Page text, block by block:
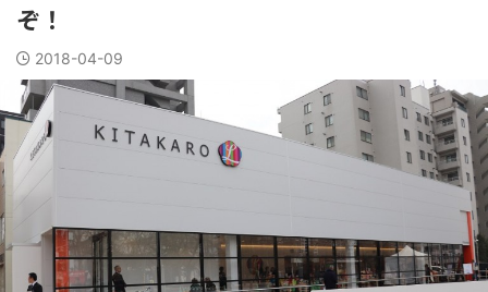
ぞ！
2018-04-09